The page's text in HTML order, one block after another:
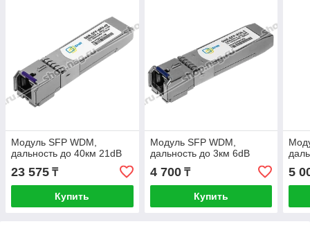
Модуль SFP WDM,
дальность до 40км 21dB
23 575 ₸
Купить
Модуль SFP WDM,
дальность до 3км 6dB
4 700₸
Купить
5